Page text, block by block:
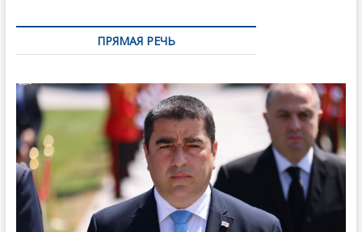
ПРЯМАЯ РЕЧЬ